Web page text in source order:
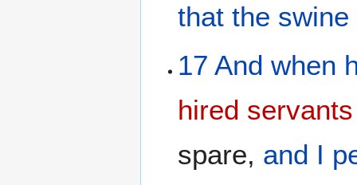
that the swine
17 And when
hired servants
spare, and I